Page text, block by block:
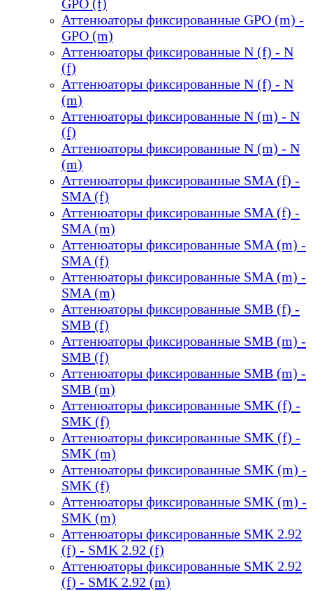
GPO (f)
Аттенюаторы фиксированные GPO (m) -
GPO (m)
Аттенюаторы фиксированные N (f) - N
(f)
Аттенюаторы фиксированные N (f) - N
(m)
Аттенюаторы фиксированные N (m) - N
(f)
Аттенюаторы фиксированные N (m) - N
(m)
Аттенюаторы фиксированные SMA (f) -
SMA (f)
Аттенюаторы фиксированные SMA (f) -
SMA (m)
Аттенюаторы фиксированные SMA (m) -
SMA (f)
Аттенюаторы фиксированные SMA (m) -
SMA (m)
Аттенюаторы фиксированные SMB (f) -
SMB (f)
Аттенюаторы фиксированные SMB (m) -
SMB (f)
Аттенюаторы фиксированные SMB (m) -
SMB (m)
Аттенюаторы фиксированные SMK (f) -
SMK (f)
Аттенюаторы фиксированные SMK (f) -
SMK (m)
Аттенюаторы фиксированные SMK (m) -
SMK (f)
Аттенюаторы фиксированные SMK (m) -
SMK (m)
Аттенюаторы фиксированные SMK 2.92
(f) - SMK 2.92 (f)
Аттенюаторы фиксированные SMK 2.92
(f) - SMK 2.92 (m)